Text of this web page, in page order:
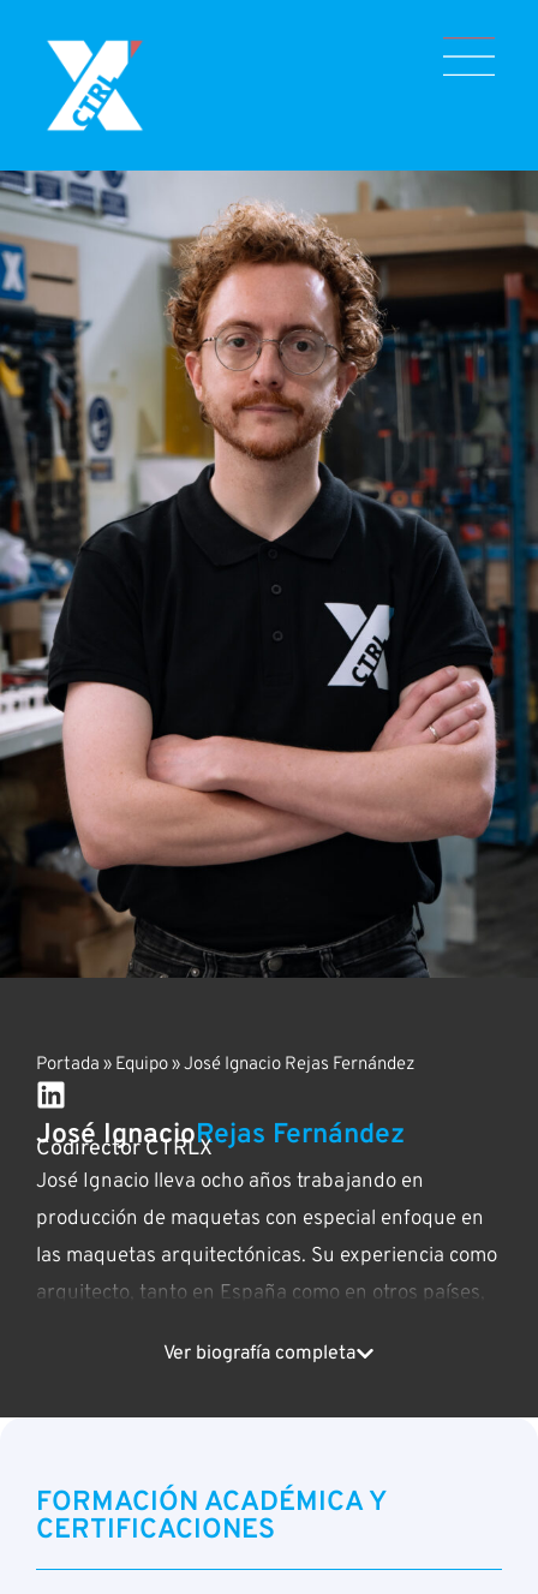
Portada » Equipo»José Ignacio Rejas Fernández
José IgnacioRejas Fernández
Codirector CTRLX
José Ignacio lleva ocho años trabajando en
producción de maquetas con especial enfoque en
las maquetas arquitectónicas. Su experiencia como
arquitecto, tanto en España como en otros países,
los clientes y tener una visión global de las
años ha participado en multitud de encargos de
tipologías muy diversas y actualmente es
Ver biografía completa
FORMACIÓN ACADÉMICA Y
CERTIFICACIONES